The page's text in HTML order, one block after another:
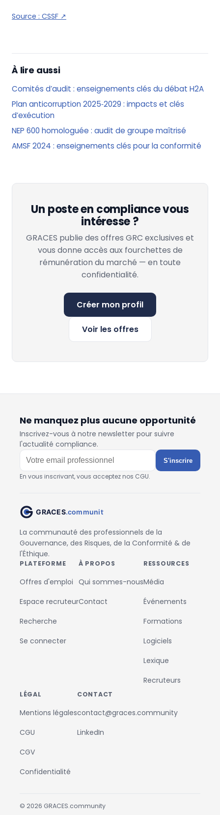
Source : CSSF ↗
À lire aussi
Comités d’audit : enseignements clés du débat H2A
Plan anticorruption 2025‑2029 : impacts et clés
d’exécution
NEP 600 homologuée : audit de groupe maîtrisé
AMSF 2024 : enseignements clés pour la conformité
Un poste en compliance vous
intéresse ?
GRACES publie des offres GRC exclusives et
vous donne accès aux fourchettes de
rémunération du marché — en toute
confidentialité.
Créer mon profil
Voir les offres
Ne manquez plus aucune opportunité
Inscrivez-vous à notre newsletter pour suivre
l'actualité compliance.
S'inscrire
En vous inscrivant, vous acceptez nos CGU.
La communauté des professionnels de la
Gouvernance, des Risques, de la Conformité & de
l'Éthique.
PLATEFORME
Offres d'emploi
Espace recruteur
Recherche
Se connecter
À PROPOS
Qui sommes-nous
Contact
RESSOURCES
Média
Événements
Formations
Logiciels
Lexique
Recruteurs
LÉGAL
Mentions légales
CGU
CGV
Confidentialité
CONTACT
contact@graces.community
LinkedIn
© 2026 GRACES.community